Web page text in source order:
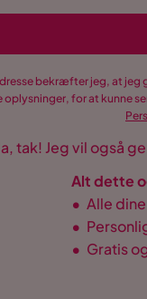
bekræfter jeg, at jeg
oplysninger, for at kunne
tak! Jeg vil også
Alt dette
• Alle
•
• Gratis